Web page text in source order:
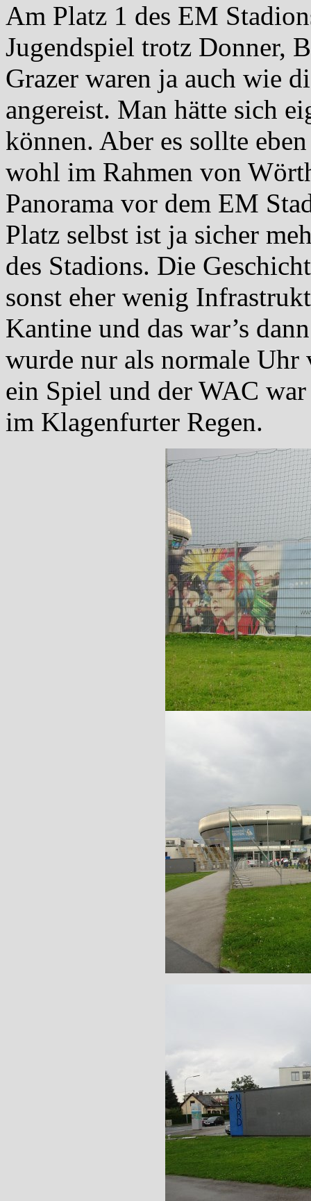
Am Platz 1 des EM
Jugendspiel trotz Donner,
Grazer waren ja auch wie
angereist. Man hätte sich
können. Aber es sollte
wohl im Rahmen von
Panorama vor dem EM
Platz selbst ist ja sicher
des Stadions. Die
sonst eher wenig
Kantine und das war’s
wurde nur als normale Uhr
ein Spiel und der WAC
im Klagenfurter Regen.